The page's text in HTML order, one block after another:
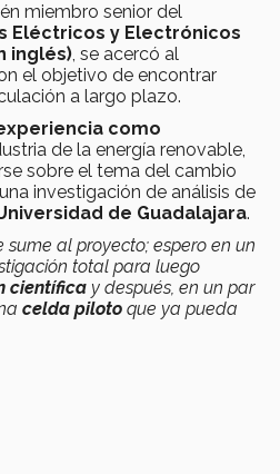
miembro senior del
Eléctricos y Electrónicos
inglés), se acercó al
el objetivo de encontrar
a largo plazo.
como
de la energía renovable,
sobre el tema del cambio
investigación de análisis de
de Guadalajara.
sume al proyecto; espero en un
total para luego
científica y después, en un par
celda piloto que ya pueda